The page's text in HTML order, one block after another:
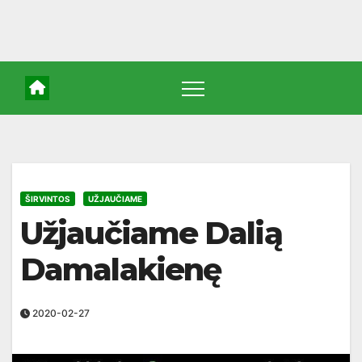
ŠIRVINTOS UŽJAUČIAME
Užjaučiame Dalią
Damalakienę
2020-02-27